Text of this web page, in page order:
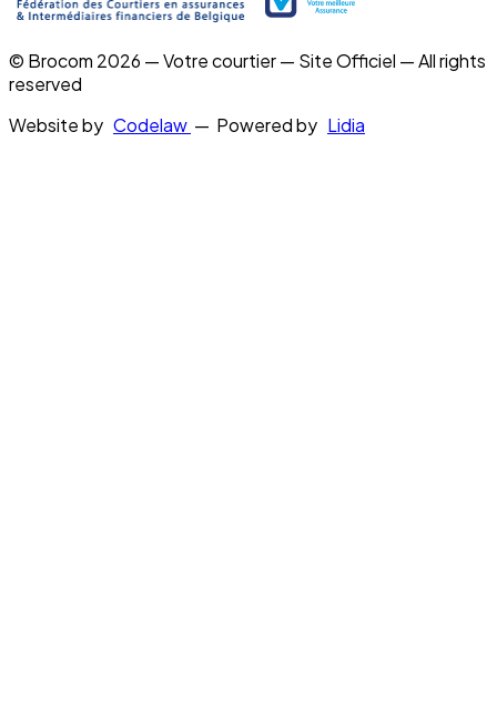
© Brocom 2026 — Votre courtier — Site Officiel — All rights
reserved
Website by Codelaw — Powered by Lidia